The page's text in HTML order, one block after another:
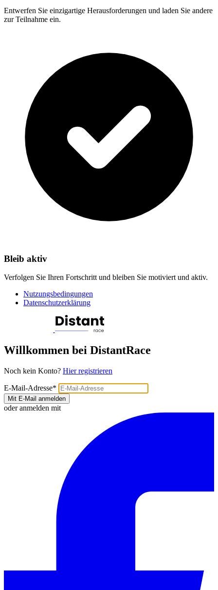
Entwerfen Sie einzigartige Herausforderungen und laden Sie andere
zur Teilnahme ein.
Bleib aktiv
Verfolgen Sie Ihren Fortschritt und bleiben Sie motiviert und aktiv.
Nutzungsbedingungen
Datenschutzerklärung
Willkommen bei DistantRace
Noch kein Konto? Hier registrieren
E-Mail-Adresse*
Mit E-Mail anmelden
oder anmelden mit